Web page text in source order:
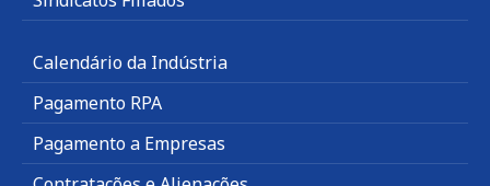
Calendário da Indústria
Pagamento RPA
Pagamento a Empresas